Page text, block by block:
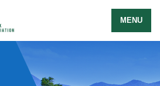
MENU